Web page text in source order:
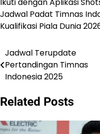
Jadwal Padat Timnas
Kualifikasi Piala Dunia
Post
navigation
Jadwal Terupdate
Pertandingan Timnas
Indonesia 2025
Related Posts